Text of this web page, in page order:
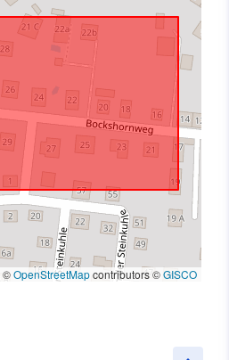
©OpenStreetMapcontributors ©GISCO